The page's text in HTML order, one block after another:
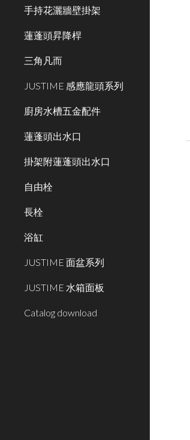
手持花灑牆壁掛架
蓮蓬頭昇降桿
三角凡而
JUSTIME 感應龍頭系列
廚房水槽五金配件
蓮蓬頭出水口
掛架附蓮蓬頭出水口
自由栓
長栓
浴缸
JUSTIME 面盆系列
JUSTIME 水箱面板
Catalog download